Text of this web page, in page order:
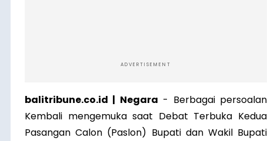
ADVERTISEMENT
balitribune.co.id | Negara - Berbagai persoalan
Kembali mengemuka saat Debat Terbuka Kedua
Pasangan Calon (Paslon) Bupati dan Wakil Bupati